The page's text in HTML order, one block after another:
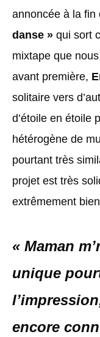
annoncée à la fin
danse » qui sort
mixtape que
avant première,
solitaire vers
d’étoile en étoile
hétérogène de
pourtant très
projet est très
extrêmement
« Maman
unique
encore